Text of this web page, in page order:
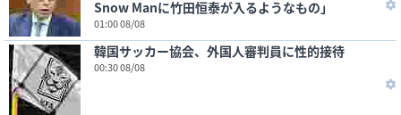
Snow Manに竹田恒泰が入るようなもの」
01:00 08/08
韓国サッカー協会、外国人審判員に性的接待
00:30 08/08